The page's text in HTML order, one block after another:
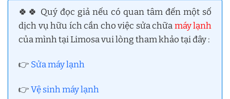
🍀🍀 Quý đọc giả nếu có quan tâm đến một số
dịch vụ hữu ích cần cho việc sửa chữamáy lạnh
của mình tại Limosa vui lòng tham khảo tại đây :
👉 Sửa máy lạnh
👉Vệ sinh máy lạnh